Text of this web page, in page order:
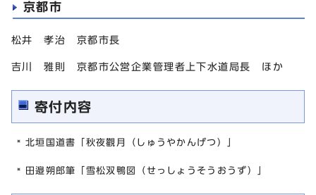
京都市
松井 孝治 京都市長
吉川 雅則 京都市公営企業管理者上下水道局長 ほか
寄付内容
北垣国道書「秋夜觀月（しゅうやかんげつ）」
田邉朔郎筆「雪松双鴨図（せっしょうそうおうず）」